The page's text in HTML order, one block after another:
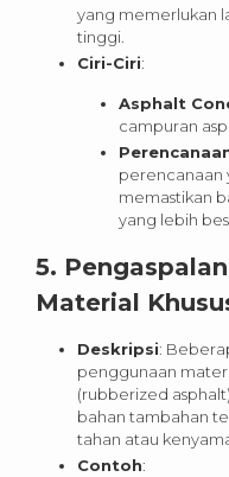
yang memerlukan
tinggi.
Ciri-Ciri:
Asphalt
campuran
perencanaan
memastikan
yang lebih
5.
Material
Deskripsi:
penggunaan
(rubberized
bahan tambahan
tahan atau
Contoh: